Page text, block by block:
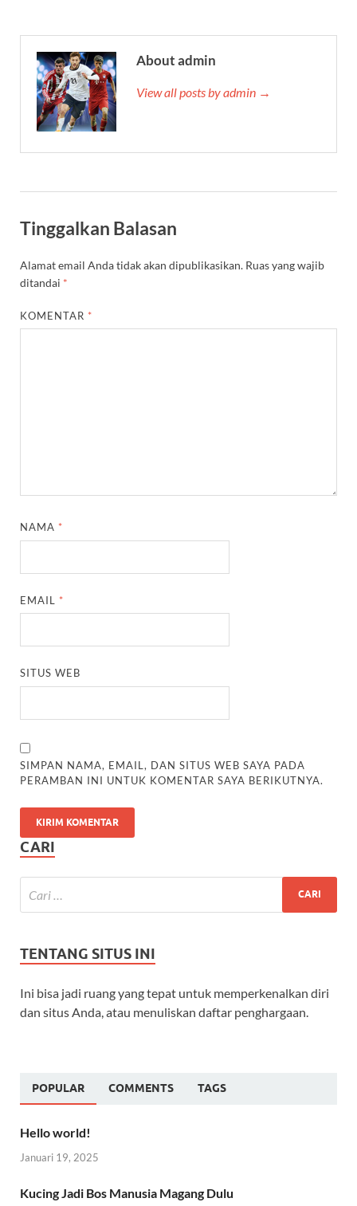
About admin
View all posts by admin →
Tinggalkan Balasan
Alamat email Anda tidak akan dipublikasikan. Ruas yang wajib
ditandai *
KOMENTAR *
NAMA *
EMAIL *
SITUS WEB
SIMPAN NAMA, EMAIL, DAN SITUS WEB SAYA PADA
PERAMBAN INI UNTUK KOMENTAR SAYA BERIKUTNYA.
CARI
TENTANG SITUS INI
Ini bisa jadi ruang yang tepat untuk memperkenalkan diri
dan situs Anda, atau menuliskan daftar penghargaan.
POPULAR COMMENTS TAGS
Hello world!
Januari 19, 2025
Kucing Jadi Bos Manusia Magang Dulu